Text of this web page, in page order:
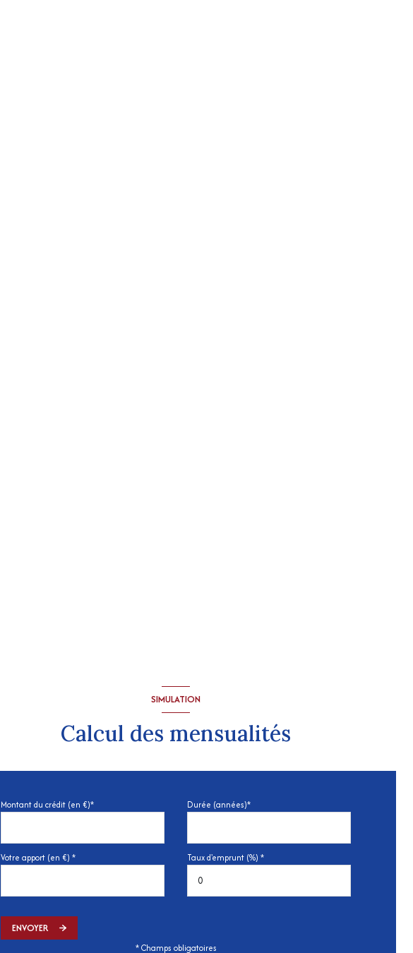
SIMULATION
Calcul des mensualités
Montant du crédit (en €)* Durée (années)*
Votre apport (en €) * Taux d'emprunt (%) *
ENVOYER
* Champs obligatoires